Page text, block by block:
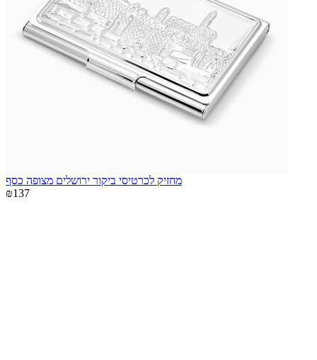
מחזיק לכרטיסי ביקור ירושלים מצופה כסף
₪137